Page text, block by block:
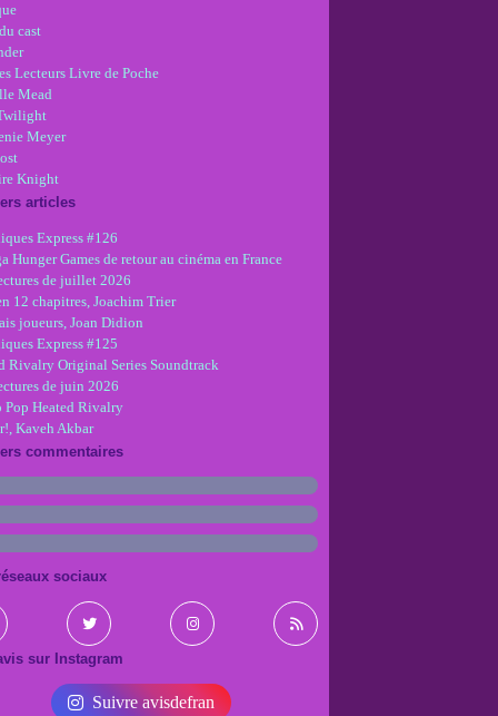
cast
Lecteurs Livre de Poche
Mead
Meyer
Knight
articles
Express #126
Hunger Games de retour au cinéma en France
de juillet 2026
12 chapitres, Joachim Trier
joueurs, Joan Didion
Express #125
Rivalry Original Series Soundtrack
de juin 2026
Pop Heated Rivalry
Kaveh Akbar
commentaires
sociaux
sur Instagram
Suivre avisdefran